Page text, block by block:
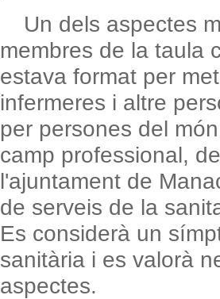
Un dels aspectes
membres de la taula
estava format per
infermeres i altre
per persones del
camp professional,
l'ajuntament de
de serveis de la
Es considerà un
sanitària i es valorà
aspectes.